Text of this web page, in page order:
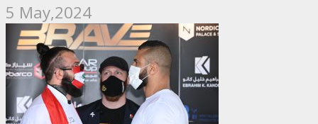
5 May,2024